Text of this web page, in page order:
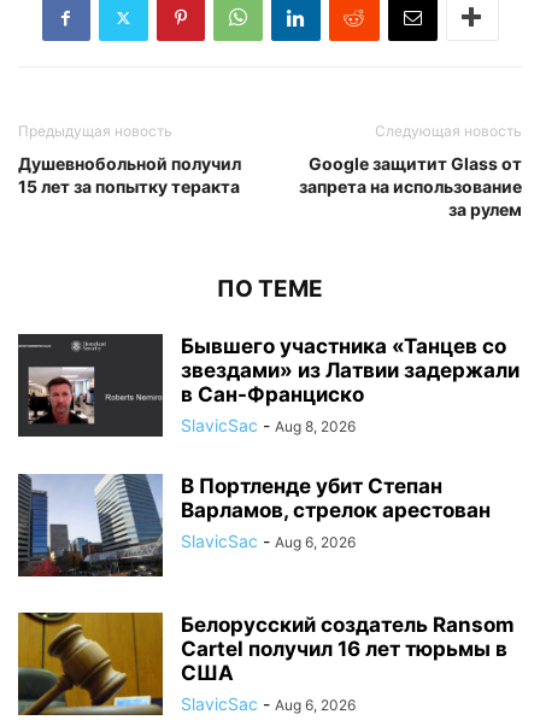
Предыдущая новость
Душевнобольной получил
15 лет за попытку теракта
Следующая новость
Google защитит Glass от
запрета на использование
за рулем
ПО ТЕМЕ
Бывшего участника «Танцев со
звездами» из Латвии задержали
в Сан-Франциско
SlavicSac - Aug 8, 2026
В Портленде убит Степан
Варламов, стрелок арестован
SlavicSac - Aug 6, 2026
Белорусский создатель Ransom
Cartel получил 16 лет тюрьмы в
США
SlavicSac - Aug 6, 2026